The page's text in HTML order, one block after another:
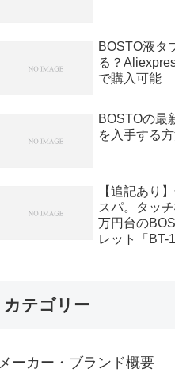
BOSTO液タ
る？
で購入可能
BOSTOの最
を入手する
【追記あり
スパ。タッ
万円台の
レット「BT-
カテゴリー
メーカー・ブランド概要